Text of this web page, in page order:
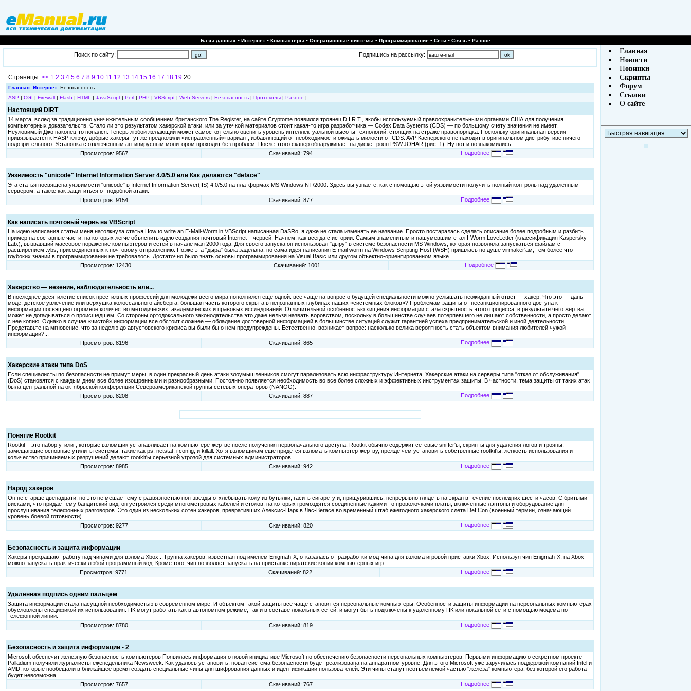
Базы данных•Интернет•Компьютеры•Операционные системы•Программирование•Сети•Связь•Разное
Поиск по сайту: Подпишись на рассылку:
Страницы: << 1 2 3 4 5 6 7 8 9 10 11 12 13 14 15 16 17 18 19 20
Главная: Интернет: Безопасность
ASP | CGI | Firewall | Flash | HTML | JavaScript | Perl | PHP | VBScript | Web Servers | Безопасность | Протоколы | Разное |
Настоящий DIRT
14 марта, вслед за традиционно уничижительным сообщением британского The Register, на сайте Cryptome появился троянец D.I.R.T., якобы используемый правоохранительными органами США для получения
компьютерных доказательств. Стало ли это результатом хакерской атаки, или за утечкой материалов стоит какая-то игра разработчика — Codex Data Systems (CDS) — по большому счету значения не имеет.
Неуловимый Джо наконец-то попался. Теперь любой желающий может самостоятельно оценить уровень интеллектуальной высоты технологий, стоящих на страже правопорядка. Поскольку оригинальная версия
привязывается к HASP-ключу, добрые хакеры тут же предложили «исправленный» вариант, избавляющий от необходимости ожидать милости от CDS. AVP Касперского не находит в оригинальном дистрибутиве ничего
подозрительного. Установка с отключенным антивирусным монитором проходит без проблем. После этого сканер обнаруживает на диске троян PSW.JOHAR (рис. 1). Ну вот и познакомились.
Просмотров: 9567
Скачиваний: 794 Подробнее
Уязвимость "unicode" Internet Information Server 4.0/5.0 или Как делаются "deface"
Эта статья посвящена уязвимости "unicode" в Internet Information Server(IIS) 4.0/5.0 на платформах MS Windows NT/2000. Здесь вы узнаете, как с помощью этой уязвимости получить полный контроль над удаленным
сервером, а также как защититься от подобной атаки.
Просмотров: 9154
Скачиваний: 877 Подробнее
Как написать почтовый червь на VBScript
На идею написания статьи меня натолкнула статья How to write an E-Mail-Worm in VBScript написанная DaSRo, я даже не стала изменять ее название. Просто постаралась сделать описание более подробным и разбить
пример на составные части, на которых легче объяснить идею создания почтовый Internet – червей. Начнем, как всегда с истории. Самым знаменитым и нашумевшим стал I-Worm.LoveLetter (классификация Kaspersky
Lab.), вызвавший массовое поражение компьютеров и сетей в начале мая 2000 года. Для своего запуска он использовал "дыру" в системе безопасности MS Windows, которая позволяла запускаться файлам с
расширением .vbs, присоединенных к почтовому отправлению. Позже эта "дыра" была заделана, но сама идея написания E-mail worm на Windows Scripting Host (WSH) пришлась по душе virmaker'ам, тем более что
глубоких знаний в программировании не требовалось. Достаточно было знать основы программирования на Visual Basic или другом объектно-ориентированном языке.
Просмотров: 12430
Скачиваний: 1001 Подробнее
Хакерство — везение, наблюдательность или...
В последнее десятилетие список престижных профессий для молодежи всего мира пополнился еще одной: все чаще на вопрос о будущей специальности можно услышать неожиданный ответ — хакер. Что это — дань
моде, детское увлечение или верхушка колоссального айсберга, большая часть которого скрыта в непознанных глубинах наших «системных блоков»? Проблемам защиты от несанкционированного доступа к
информации посвящено огромное количество методических, академических и правовых исследований. Отличительной особенностью хищения информации стала скрытность этого процесса, в результате чего жертва
может не догадываться о происшедшем. Со стороны ортодоксального законодательства это даже нельзя назвать воровством, поскольку в большинстве случаев потерпевшего не лишают собственности, а просто делают
с нее копию. Однако в случае «чистой» информации все обстоит сложнее — обладание достоверной информацией в большинстве ситуаций служит гарантией успеха предпринимательской и иной деятельности.
Представьте на мгновение, что за неделю до августовского кризиса вы были бы о нем предупреждены. Естественно, возникает вопрос: насколько велика вероятность стать объектом внимания любителей чужой
информации?...
Просмотров: 8196
Скачиваний: 865 Подробнее
Хакерские атаки типа DoS
Если специалисты по безопасности не примут меры, в один прекрасный день атаки злоумышленников смогут парализовать всю инфраструктуру Интернета. Хакерские атаки на серверы типа "отказ от обслуживания"
(DoS) становятся с каждым днем все более изощренными и разнообразными. Постоянно появляется необходимость во все более сложных и эффективных инструментах защиты. В частности, тема защиты от таких атак
была центральной на октябрьской конференции Североамериканской группы сетевых операторов (NANOG).
Просмотров: 8208
Скачиваний: 887 Подробнее
Понятие Rootkit
Rootkit – это набор утилит, которые взломщик устанавливает на компьютере-жертве после получения первоначального доступа. Rootkit обычно содержит сетевые sniffer'ы, скрипты для удаления логов и трояны,
замещающие основные утилиты системы, такие как ps, netstat, ifconfig, и killall. Хотя взломщикам еще придется взломать компьютер-жертву, прежде чем установить собственные rootkit'ы, легкость использования и
количество причиняемых разрушений делают rootkit'ы серьезной угрозой для системных администраторов.
Просмотров: 8985
Скачиваний: 942 Подробнее
Народ хакеров
Он не старше двенадцати, но это не мешает ему с развязностью поп-звезды отхлебывать колу из бутылки, гасить сигарету и, прищурившись, непрерывно глядеть на экран в течение последних шести часов. С бритыми
висками, что придает ему бандитский вид, он устроился среди многометровых кабелей и столов, на которых громоздятся соединенные какими-то проволочками платы, включенные лэптопы и оборудование для
прослушивания телефонных разговоров. Это один из нескольких сотен хакеров, превративших Алексис-Парк в Лас-Вегасе во временный штаб ежегодного хакерского слета Def Con (военный термин, означающий
уровень боевой готовности).
Просмотров: 9277
Скачиваний: 820 Подробнее
Безопасность и защита информации
Хакеры прекращают работу над чипами для взлома Xbox... Группа хакеров, известная под именем Enigmah-X, отказалась от разработки мод-чипа для взлома игровой приставки Xbox. Используя чип Enigmah-X, на Xbox
можно запускать практически любой программный код. Кроме того, чип позволяет запускать на приставке пиратские копии компьютерных игр...
Просмотров: 9771
Скачиваний: 822 Подробнее
Удаленная подпись одним пальцем
Защита информации стала насущной необходимостью в современном мире. И объектом такой защиты все чаще становятся персональные компьютеры. Особенности защиты информации на персональных компьютерах
обусловлены спецификой их использования. ПК могут работать как в автономном режиме, так и в составе локальных сетей, и могут быть подключены к удаленному ПК или локальной сети с помощью модема по
телефонной линии.
Просмотров: 8780
Скачиваний: 819 Подробнее
Безопасность и защита информации - 2
Microsoft обеспечит железную безопасность компьютеров Появилась информация о новой инициативе Microsoft по обеспечению безопасности персональных компьютеров. Первыми информацию о секретном проекте
Palladium получили журналисты еженедельника Newsweek. Как удалось установить, новая система безопасности будет реализована на аппаратном уровне. Для этого Microsoft уже заручилась поддержкой компаний Intel и
AMD, которые пообещали в ближайшее время создать специальные чипы для шифрования данных и идентификации пользователей. Эти чипы станут неотъемлемой частью "железа" компьютера, без которой его работа
будет невозможна.
Просмотров: 7657
Скачиваний: 767 Подробнее
Главная
Новости
Новинки
Скрипты
Форум
Ссылки
Осайте